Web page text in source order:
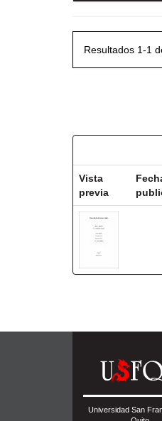
Resultados 1-1
Vista
previa
Universidad San